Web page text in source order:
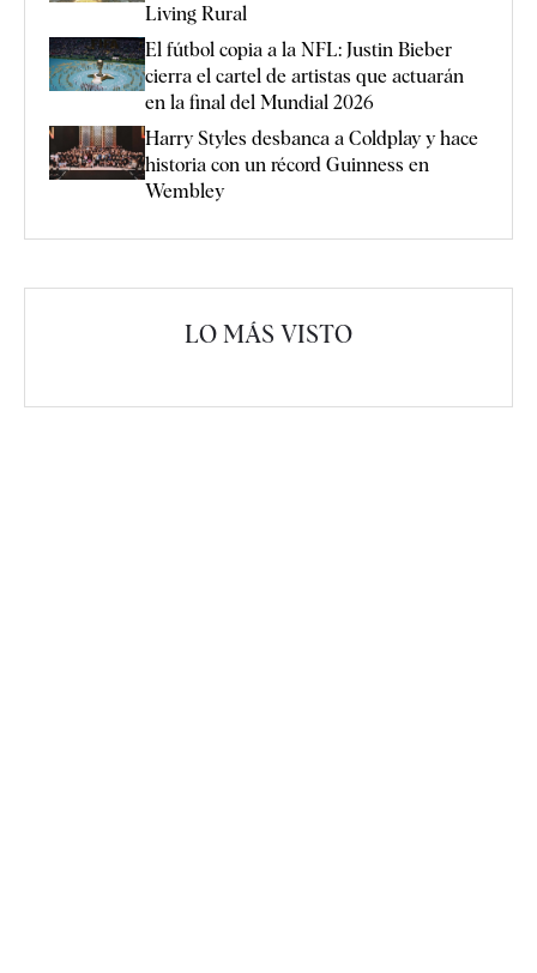
Living Rural
El fútbol copia a la NFL: Justin Bieber
cierra el cartel de artistas que actuarán
en la final del Mundial 2026
Harry Styles desbanca a Coldplay y hace
historia con un récord Guinness en
Wembley
LO MÁS VISTO